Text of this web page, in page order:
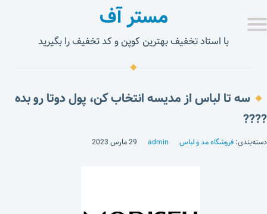
مستر آف
با استاد تخفیف بهترین کوپن و کد تخفیف را بگیرید
سه تا لباس از مدیسه انتخاب کن، پول دوتا رو بده
????
دسته‌بندی: فروشگاه مد و لباس admin 29 مارس 2023